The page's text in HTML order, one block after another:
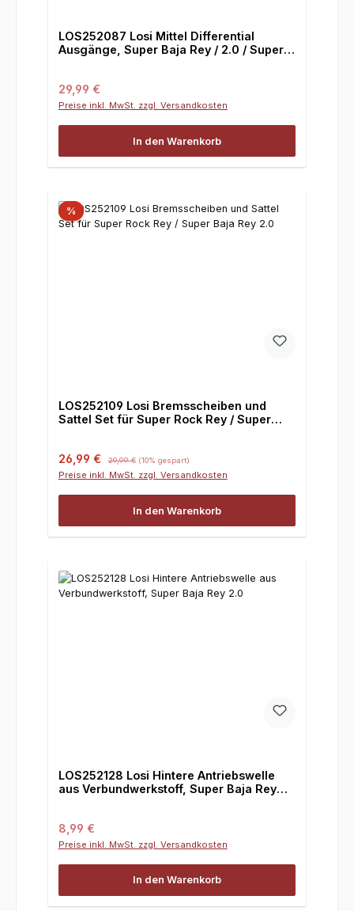
LOS252087 Losi Mittel Differential
Ausgänge, Super Baja Rey / 2.0 / Super
Regulärer Preis:
29,99 €
Preise inkl. MwSt. zzgl. Versandkosten
In den Warenkorb
%
LOS252109 Losi Bremsscheiben und
Sattel Set für Super Rock Rey / Super
Verkaufspreis:
26,99 € 29,99 € (10% gespart)
Preise inkl. MwSt. zzgl. Versandkosten
In den Warenkorb
LOS252128 Losi Hintere Antriebswelle
aus Verbundwerkstoff, Super Baja Rey
Regulärer Preis:
8,99 €
Preise inkl. MwSt. zzgl. Versandkosten
In den Warenkorb